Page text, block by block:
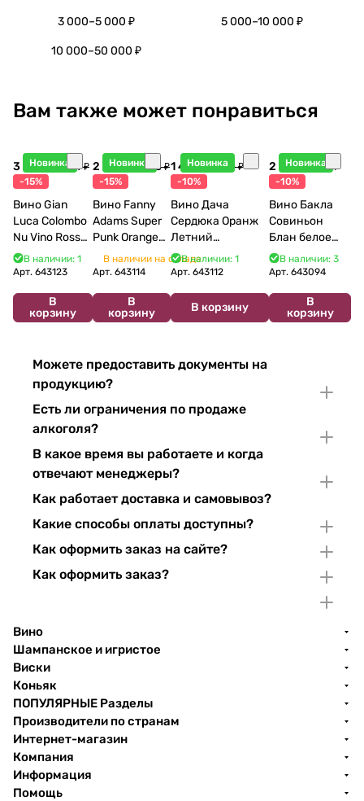
3 000–5 000 ₽ 5 000–10 000 ₽
10 000–50 000 ₽
Вам также может понравиться
Новинка
3 998 ₽4 704 ₽
-15%
Вино Gian
Luca Colombo
Nu Vino Rosso
2025 750 мл
В наличии: 1
Арт. 643123
В
корзину
Новинка
2 948 ₽3 468 ₽
-15%
Вино Fanny
Adams Super
Punk Orange
2022 750 мл
В наличии на складе
Арт. 643114
В
корзину
Новинка
1 440 ₽1 600 ₽
-10%
Вино Дача
Сердюка Оранж
Летний
Сибирьковый
2024 750 мл
В наличии: 1
Арт.643112
В корзину
Новинка
2 115 ₽2 350 ₽
-10%
Вино Бакла
Совиньон
Блан белое
сухое 750 мл
12%
В наличии: 3
Арт.643094
В
корзину
Можете предоставить документы на
продукцию?
Есть ли ограничения по продаже
алкоголя?
В какое время вы работаете и когда
отвечают менеджеры?
Как работает доставка и самовывоз?
Какие способы оплаты доступны?
Как оформить заказ на сайте?
Как оформить заказ?
Вино
Шампанское и игристое
Виски
Коньяк
ПОПУЛЯРНЫЕ Разделы
Производители по странам
Интернет-магазин
Компания
Информация
Помощь